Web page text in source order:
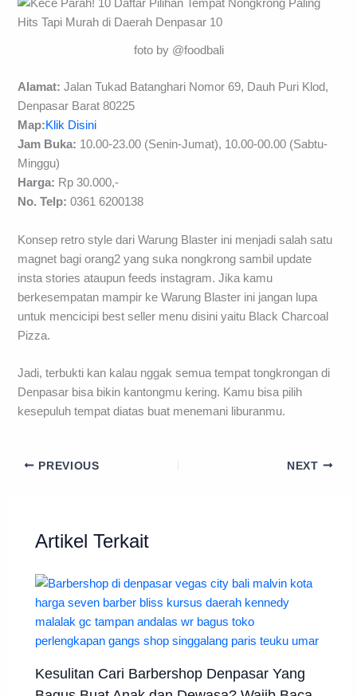
foto by @foodbali
Alamat: Jalan Tukad Batanghari Nomor 69, Dauh Puri Klod,
Denpasar Barat 80225
Map:Klik Disini
Jam Buka: 10.00-23.00 (Senin-Jumat), 10.00-00.00 (Sabtu-
Minggu)
Harga: Rp 30.000,-
No. Telp: 0361 6200138
Konsep retro style dari Warung Blaster ini menjadi salah satu
magnet bagi orang2 yang suka nongkrong sambil update
insta stories ataupun feeds instagram. Jika kamu
berkesempatan mampir ke Warung Blaster ini jangan lupa
untuk mencicipi best seller menu disini yaitu Black Charcoal
Pizza.
Jadi, terbukti kan kalau nggak semua tempat tongkrongan di
Denpasar bisa bikin kantongmu kering. Kamu bisa pilih
kesepuluh tempat diatas buat menemani liburanmu.
PREVIOUS NEXT
Artikel Terkait
Kesulitan Cari Barbershop Denpasar Yang